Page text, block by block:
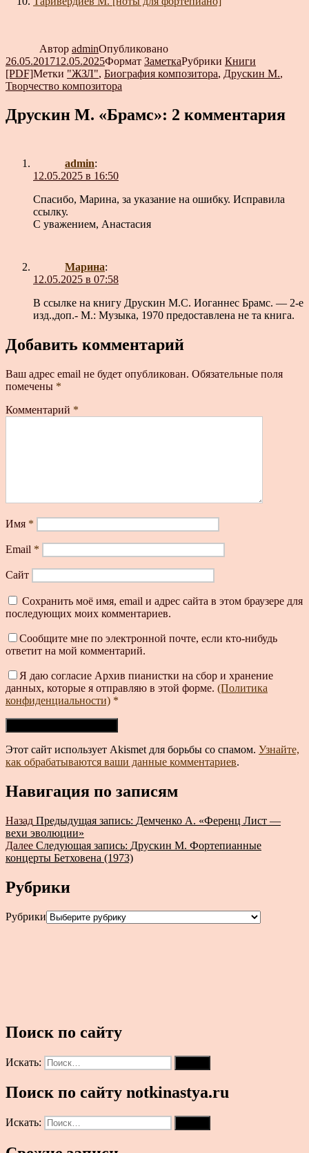
Автор adminОпубликовано
26.05.201712.05.2025Формат ЗаметкаРубрики Книги
[PDF]Метки "ЖЗЛ", Биография композитора, Друскин М.,
Творчество композитора
Друскин М. «Брамс»: 2 комментария
admin:
12.05.2025 в 16:50
Спасибо, Марина, за указание на ошибку. Исправила
ссылку.
С уважением, Анастасия
Марина:
12.05.2025 в 07:58
В ссылке на книгу Друскин М.С. Иоганнес Брамс. — 2-е
изд.,доп.- М.: Музыка, 1970 предоставлена не та книга.
Добавить комментарий
Ваш адрес email не будет опубликован. Обязательные поля
помечены *
Комментарий *
Имя *
Email *
Сайт
Сохранить моё имя, email и адрес сайта в этом браузере для
последующих моих комментариев.
Сообщите мне по электронной почте, если кто-нибудь
ответит на мой комментарий.
Я даю согласие Архив пианистки на сбор и хранение
данных, которые я отправляю в этой форме. (Политика
конфиденциальности) *
Этот сайт использует Akismet для борьбы со спамом. Узнайте,
как обрабатываются ваши данные комментариев.
Навигация по записям
Назад Предыдущая запись: Демченко А. «Ференц Лист —
вехи эволюции»
Далее Следующая запись: Друскин М. Фортепианные
концерты Бетховена (1973)
Рубрики
Рубрики
Поиск по сайту
Искать:
Поиск по сайту notkinastya.ru
Искать: